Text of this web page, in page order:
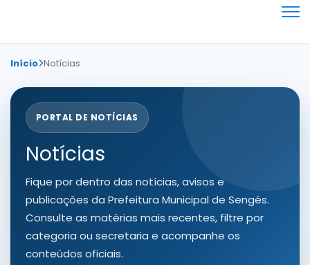
Início Notícias
PORTAL DE NOTÍCIAS
Notícias
Fique por dentro das notícias, avisos e
publicações da Prefeitura Municipal de Sengés.
Consulte as matérias mais recentes, filtre por
categoria ou secretaria e acompanhe os
conteúdos oficiais.